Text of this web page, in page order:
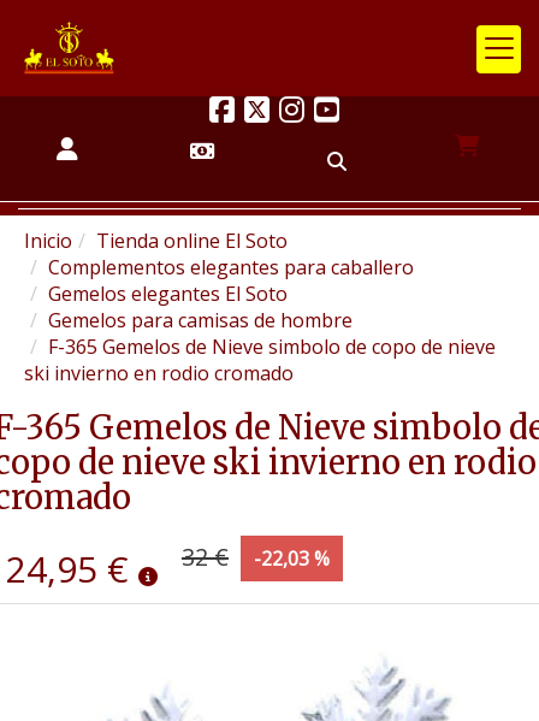
Inicio
Tienda online El Soto
Complementos elegantes para caballero
Gemelos elegantes El Soto
Gemelos para camisas de hombre
F-365 Gemelos de Nieve simbolo de copo de nieve
ski invierno en rodio cromado
365 Gemelos de Nieve simbolo
de nieve ski invierno en rodio
24,95 € 32 € -22,03 %